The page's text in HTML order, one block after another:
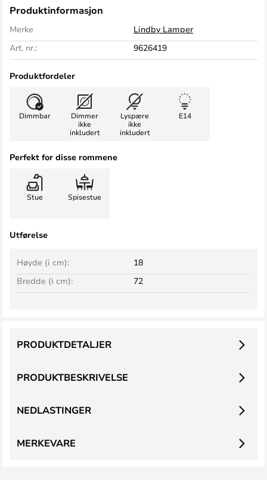
Produktinformasjon
Merke
Lindby Lamper
Art. nr.:
9626419
Produktfordeler
Dimmbar
Dimmer
ikke
inkludert
Lyspære
ikke
inkludert
E14
Perfekt for disse rommene
Stue Spisestue
Utførelse
Bredde (i cm): 72
Høyde (i cm): 18
PRODUKTBESKRIVELSE
PRODUKTDETALJER
NEDLASTINGER
MERKEVARE